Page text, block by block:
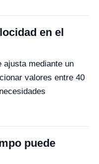
en el
ajusta mediante un
valores entre 40
puede